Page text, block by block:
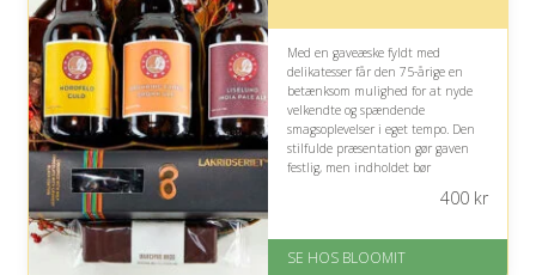
Med en gaveæske fyldt med
delikatesser får den 75-årige en
betænksom mulighed for at nyde
velkendte og spændende
smagsoplevelser i eget tempo. Den
stilfulde præsentation gør gaven
festlig, men indholdet bør
smag og eventuelle kosthensyn.
På lager
Levering: samme dag eller efter
400kr
SE HOS BLOOMIT